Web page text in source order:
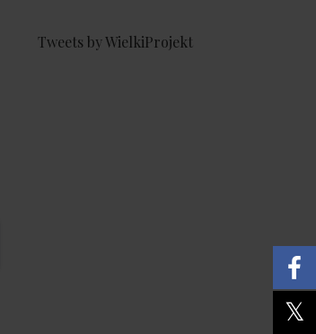
Tweets by WielkiProjekt